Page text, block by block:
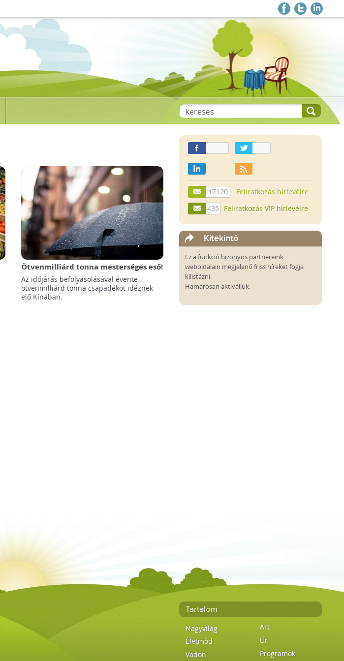
Ötvenmilliárd tonna mesterséges eső!
Az időjárás befolyásolásával évente
ötvenmilliárd tonna csapadékot idéznek
elő Kínában.
17120
Feliratkozás hírlevélre
435
Feliratkozás VIP hírlevélre
Kitekintő
Ez a funkció bizonyos partnereink
weboldalain megjelenő friss híreket fogja
kilistázni.
Hamarosan aktiváljuk.
Tartalom
Nagyvilág
Életmód
Vadon
Art
Űr
Programok